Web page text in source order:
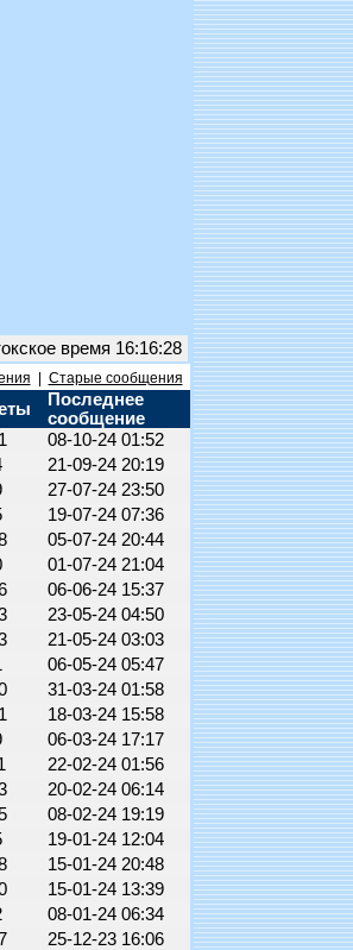
время 16:16:28
Старые сообщения
Последнее
сообщение
08-10-24 01:52
21-09-24 20:19
27-07-24 23:50
19-07-24 07:36
05-07-24 20:44
01-07-24 21:04
06-06-24 15:37
23-05-24 04:50
21-05-24 03:03
06-05-24 05:47
31-03-24 01:58
18-03-24 15:58
06-03-24 17:17
22-02-24 01:56
20-02-24 06:14
08-02-24 19:19
19-01-24 12:04
15-01-24 20:48
15-01-24 13:39
08-01-24 06:34
25-12-23 16:06